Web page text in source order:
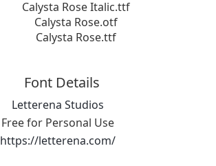
Calysta Rose Italic.ttf
Calysta Rose.otf
Calysta Rose.ttf
Font Details
Letterena Studios
Free for Personal Use
https://letterena.com/